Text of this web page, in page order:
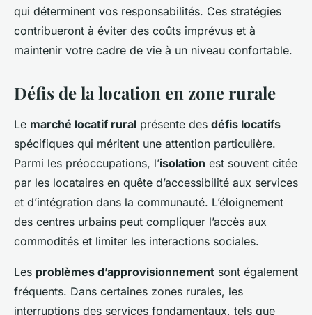
qui déterminent vos responsabilités. Ces stratégies
contribueront à éviter des coûts imprévus et à
maintenir votre cadre de vie à un niveau confortable.
Défis de la location en zone rurale
Le marché locatif rural présente des défis locatifs
spécifiques qui méritent une attention particulière.
Parmi les préoccupations, l’isolation est souvent citée
par les locataires en quête d’accessibilité aux services
et d’intégration dans la communauté. L’éloignement
des centres urbains peut compliquer l’accès aux
commodités et limiter les interactions sociales.
Les problèmes d’approvisionnement sont également
fréquents. Dans certaines zones rurales, les
interruptions des services fondamentaux, tels que